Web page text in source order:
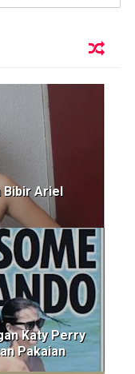
Bibir Ariel
Katy Perry
Pakaian